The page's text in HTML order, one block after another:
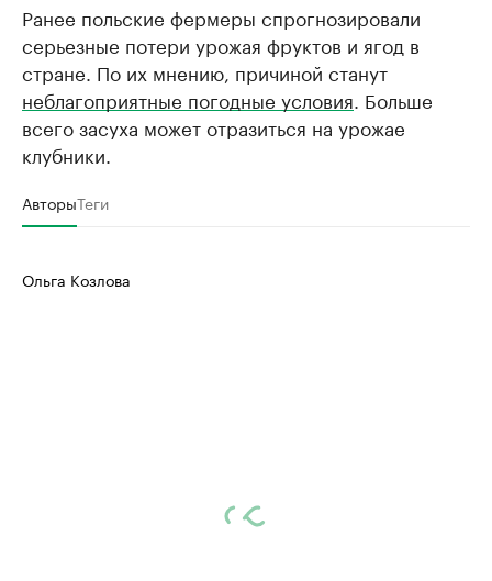
Ранее польские фермеры спрогнозировали
серьезные потери урожая фруктов и ягод в
стране. По их мнению, причиной станут
неблагоприятные погодные условия . Больше
всего засуха может отразиться на урожае
клубники.
АвторыТеги
Ольга Козлова